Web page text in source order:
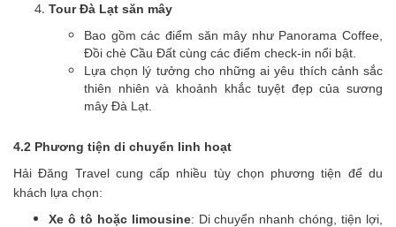
Tour Đà Lạt săn mây
Bao gồm các điểm săn mây như Panorama Coffee,
Đồi chè Cầu Đất cùng các điểm check-in nổi bật.
Lựa chọn lý tưởng cho những ai yêu thích cảnh sắc
thiên nhiên và khoảnh khắc tuyệt đẹp của sương
mây Đà Lạt.
4.2 Phương tiện di chuyển linh hoạt
Hải Đăng Travel cung cấp nhiều tùy chọn phương tiện để du
khách lựa chọn:
Xe ô tô hoặc limousine: Di chuyển nhanh chóng, tiện lợi,